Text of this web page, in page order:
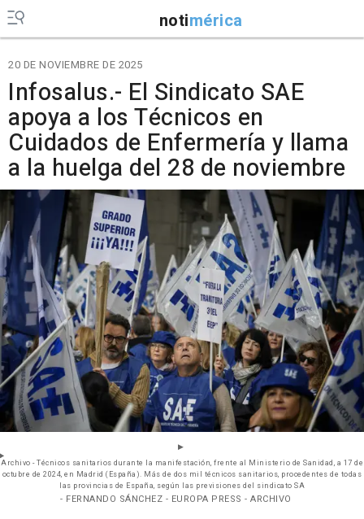
notimérica
20 DE NOVIEMBRE DE 2025
Infosalus.- El Sindicato SAE
apoya a los Técnicos en
Cuidados de Enfermería y llama
a la huelga del 28 de noviembre
Archivo - Técnicos sanitarios durante la manifestación, frente al Ministerio de Sanidad, a 17 de
octubre de 2024, en Madrid (España). Más de dos mil técnicos sanitarios, procedentes de todas
las provincias de España, según las previsiones del sindicato SA
- FERNANDO SÁNCHEZ - EUROPA PRESS - ARCHIVO